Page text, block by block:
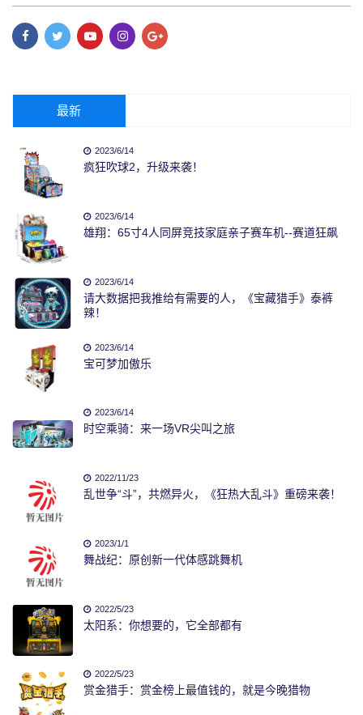
最新
2023/6/14
疯狂吹球2，升级来袭！
2023/6/14
雄翔：65寸4人同屏竞技家庭亲子赛车机--赛道狂飙
2023/6/14
请大数据把我推给有需要的人，《宝藏猎手》泰裤
辣！
2023/6/14
宝可梦加傲乐
2023/6/14
时空乘骑：来一场VR尖叫之旅
2022/11/23
乱世争“斗”，共燃异火，《狂热大乱斗》重磅来袭！
2023/1/1
舞战纪：原创新一代体感跳舞机
2022/5/23
太阳系：你想要的，它全部都有
2022/5/23
赏金猎手：赏金榜上最值钱的，就是今晚猎物